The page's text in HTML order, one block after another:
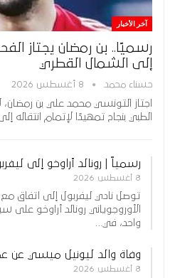
آخر الأخبار
رسميًا.. بن رمضان يجتاز
إلى الشمال القطري
حسناء محمد 8 أغسطس 2026
اجتاز التونسي محمد علي بن
الطبي بنجاح تمهيدًا لإتمام انتقاله
رسمياً | رونالد أراوخو إلى
8 أغسطس 2026
توصل نادي ليفربول إلى اتفاق
الأوروجوياني رونالد أراوخو
واحد، في…
وفاة والد ليونيل ميسي عن عمر 68
8 أغسطس 2026